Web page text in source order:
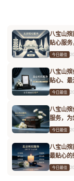
八宝山
贴心服
今日最佳
八宝山
贴心、
今日最佳
八宝山
服务，
今日最佳
八宝山
最贴心
今日最佳